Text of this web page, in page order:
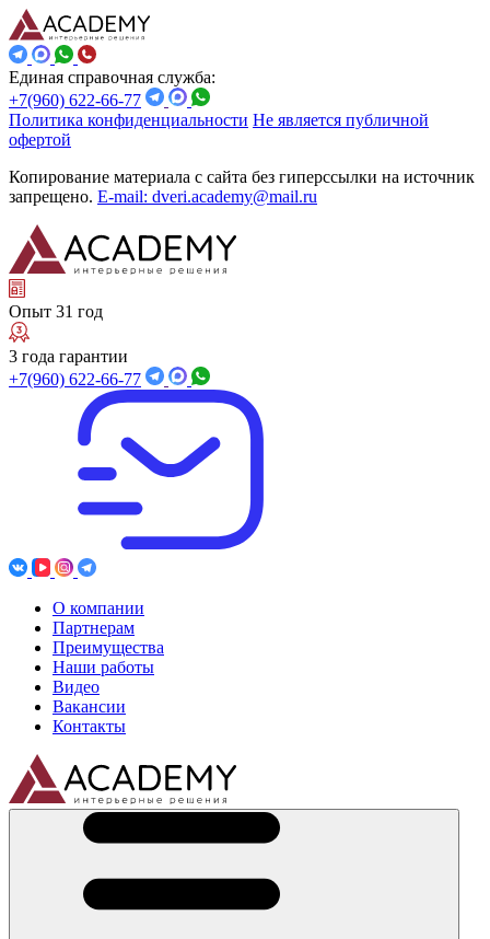
Единая справочная служба:
+7(960) 622-66-77
Политика конфиденциальности Не является публичной
офертой
Копирование материала с сайта без гиперссылки на источник
запрещено. E-mail: dveri.academy@mail.ru
Опыт 31 год
3 года гарантии
+7(960) 622-66-77
О компании
Партнерам
Преимущества
Наши работы
Видео
Вакансии
Контакты